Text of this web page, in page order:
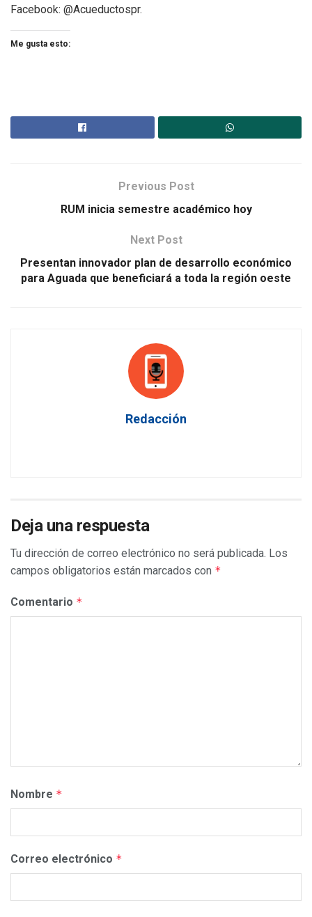
Facebook: @Acueductospr.
Me gusta esto:
Previous Post
RUM inicia semestre académico hoy
Next Post
Presentan innovador plan de desarrollo económico
para Aguada que beneficiará a toda la región oeste
Redacción
Deja una respuesta
Tu dirección de correo electrónico no será publicada. Los
campos obligatorios están marcados con *
Comentario *
Nombre *
Correo electrónico *